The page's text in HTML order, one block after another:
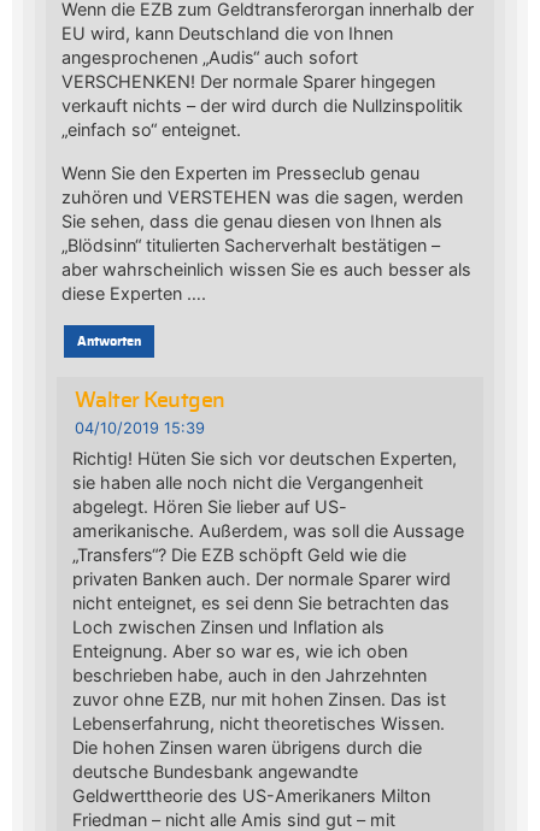
Wenn die EZB zum Geldtransferorgan innerhalb der
EU wird, kann Deutschland die von Ihnen
angesprochenen „Audis“ auch sofort
VERSCHENKEN! Der normale Sparer hingegen
verkauft nichts – der wird durch die Nullzinspolitik
„einfach so“ enteignet.
Wenn Sie den Experten im Presseclub genau
zuhören und VERSTEHEN was die sagen, werden
Sie sehen, dass die genau diesen von Ihnen als
„Blödsinn“ titulierten Sacherverhalt bestätigen –
aber wahrscheinlich wissen Sie es auch besser als
diese Experten ….
Antworten
Walter Keutgen
04/10/2019 15:39
Richtig! Hüten Sie sich vor deutschen Experten,
sie haben alle noch nicht die Vergangenheit
abgelegt. Hören Sie lieber auf US-
amerikanische. Außerdem, was soll die Aussage
„Transfers“? Die EZB schöpft Geld wie die
privaten Banken auch. Der normale Sparer wird
nicht enteignet, es sei denn Sie betrachten das
Loch zwischen Zinsen und Inflation als
Enteignung. Aber so war es, wie ich oben
beschrieben habe, auch in den Jahrzehnten
zuvor ohne EZB, nur mit hohen Zinsen. Das ist
Lebenserfahrung, nicht theoretisches Wissen.
Die hohen Zinsen waren übrigens durch die
deutsche Bundesbank angewandte
Geldwerttheorie des US-Amerikaners Milton
Friedman – nicht alle Amis sind gut – mit